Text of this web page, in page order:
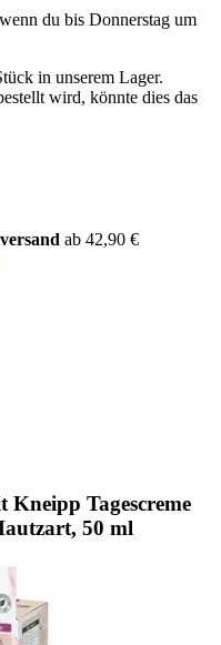
du bis Donnerstag um
in unserem Lager.
wird, könnte dies das
ab 42,90 €
Kneipp Tagescreme
50 ml